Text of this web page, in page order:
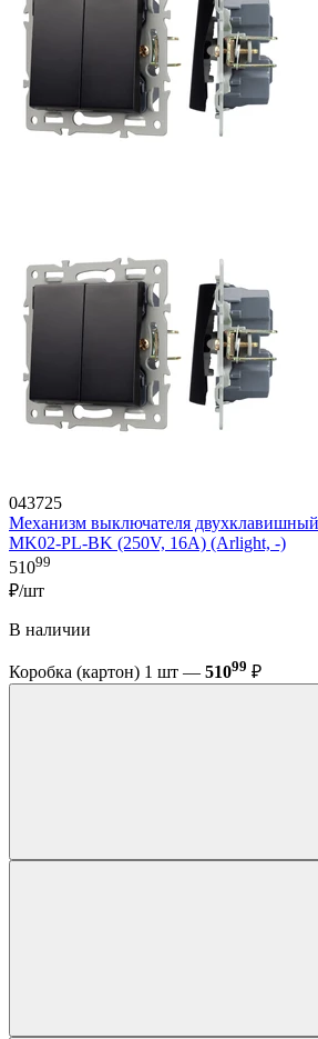
043725
Механизм выключателя
MK02-PL-BK (250V, 16A) (Arlight, -)
51099
₽/шт
В наличии
Коробка (картон) 1 шт — 51099 ₽